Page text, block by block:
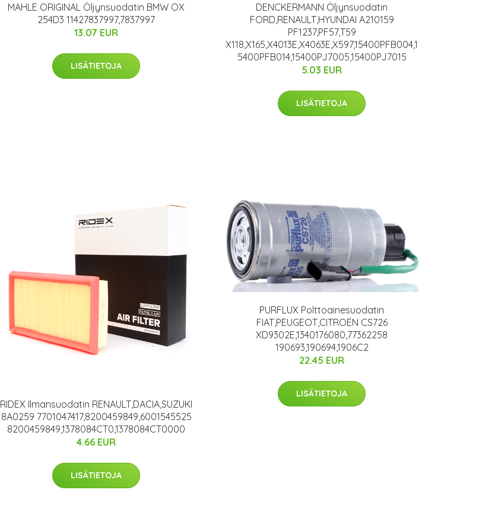
MAHLE ORIGINAL Öljynsuodatin BMW OX
254D3 11427837997,7837997
13.07 EUR
LISÄTIETOJA
DENCKERMANN Öljynsuodatin
FORD,RENAULT,HYUNDAI A210159
PF1237,PF57,T59
X118,X165,X4013E,X4063E,X597,15400PFB004,1
5400PFB014,15400PJ7005,15400PJ7015
5.03 EUR
LISÄTIETOJA
RIDEX Ilmansuodatin RENAULT,DACIA,SUZUKI
8A0259 7701047417,8200459849,6001545525
8200459849,1378084CT0,1378084CT0000
4.66 EUR
LISÄTIETOJA
PURFLUX Polttoainesuodatin
FIAT,PEUGEOT,CITROËN CS726
XD9302E,1340176080,77362258
190693,190694,1906C2
22.45 EUR
LISÄTIETOJA